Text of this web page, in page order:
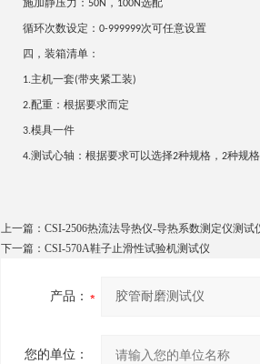
施加静压力： 50N ， 100N选配
循环次数设定： 0-999999次可任意设置
四， 装箱清单：
1.主机一套(带夹紧工装)
2.配重： 根据要求而定
3.模具一件
4.测试心轴： 根据要求可以选择2种规格， 2种规
上一篇： CSI-2506热流法导热仪-导热系数测定仪测试
下一篇： CSI-570A鞋子止滑性试验机测试仪
产品：
您的单位：